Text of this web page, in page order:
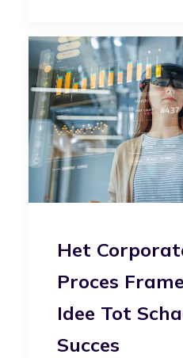
Het
Proces
Idee Tot
Succes